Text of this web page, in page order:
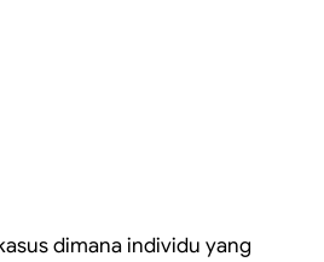
dimana individu yang